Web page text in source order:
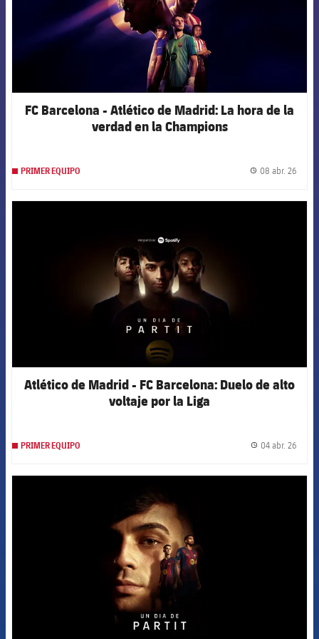
FC Barcelona - Atlético de Madrid: La hora de la
verdad en la Champions
PRIMER EQUIPO 08 abr. 26
Atlético de Madrid - FC Barcelona: Duelo de alto
voltaje por la Liga
PRIMER EQUIPO 04 abr. 26